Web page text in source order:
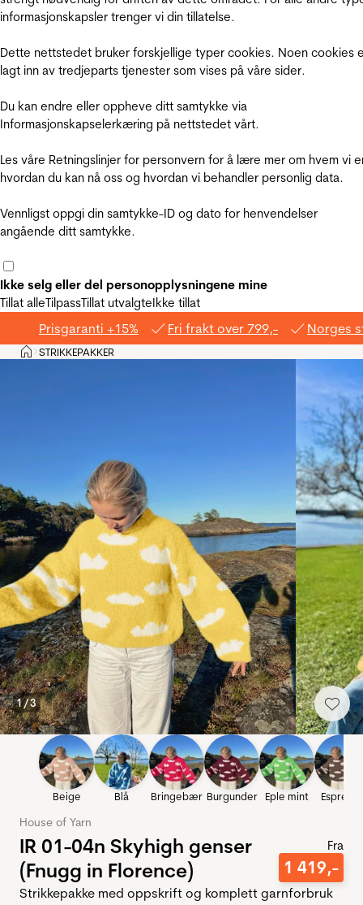
informasjonskapsler trenger vi din tillatelse.
Dette nettstedet bruker forskjellige typer cookies. Noen cookies
lagt inn av tredjeparts tjenester som vises på våre sider.
Du kan endre eller oppheve ditt samtykke via
Informasjonskapselerkæring på nettstedet vårt.
Les våre Retningslinjer for personvern for å lære mer om hvem vi
hvordan du kan nå oss og hvordan vi behandler personlig data.
Vennligst oppgi din samtykke-ID og dato for henvendelser
angående ditt samtykke.
Ikke selg eller del personopplysningene mine
Tillat alleTilpassTillat utvalgteIkke tillat
Prisgaranti +15% Fri frakt over 799,- Norges
Hjem
>STRIKKEPAKKER
1/3
Beige Blå Bringebær Burgunder Eple mint Espresso
House of Yarn
IR 01-04n Skyhigh genser
(Fnugg in Florence)
Fra
1 419,-
Strikkepakke med oppskrift og komplett garnforbruk